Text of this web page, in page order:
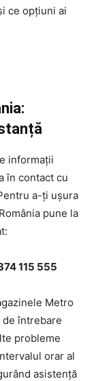
ce opțiuni ai
informații
în contact cu
a-ți ușura
pune la
115 555
Metro
întrebare
probleme
orar al
asistență